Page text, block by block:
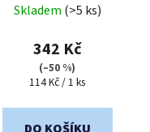
Skladem (>5 ks)
342 Kč
(–50 %)
Měrná
114 Kč / 1 ks